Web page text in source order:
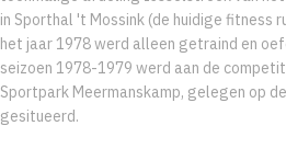
in Sporthal 't Mossink (de huidige fitness
het jaar 1978 werd alleen getraind en
seizoen 1978-1979 werd aan de
Sportpark Meermanskamp, gelegen op
gesitueerd.